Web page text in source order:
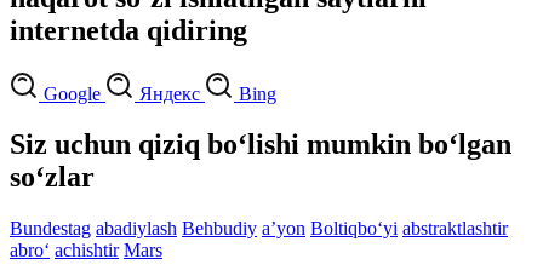
internetda qidiring
Google Яндекс Bing
Siz uchun qiziq bo‘lishi mumkin bo‘lgan
so‘zlar
Bundestag abadiylash Behbudiy aʼyon Boltiqbo‘yi abstraktlashtir
abro‘ achishtir Mars